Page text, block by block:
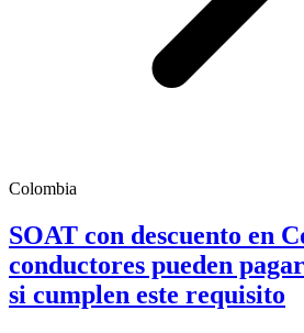
Colombia
SOAT con descuento en
conductores pueden
si cumplen este requisito